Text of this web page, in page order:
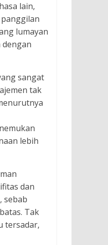
lain,
lumayan
dengan
sangat
tak
lebih
dan
sebab
Tak
tersadar,